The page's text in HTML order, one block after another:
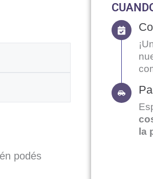
podés
la